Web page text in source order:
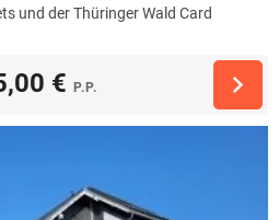
und der Thüringer Wald Card
€ P.P.